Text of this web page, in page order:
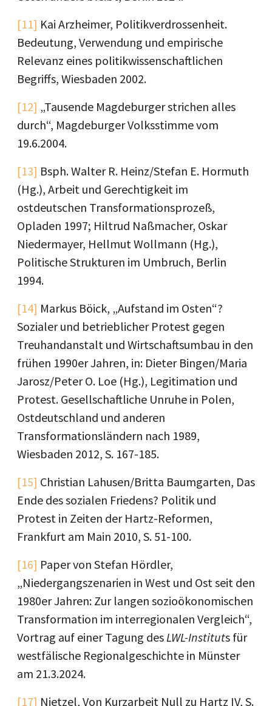
[11] Kai Arzheimer, Politikverdrossenheit.
Bedeutung, Verwendung und empirische
Relevanz eines politikwissenschaftlichen
Begriffs, Wiesbaden 2002.
[12] „Tausende Magdeburger strichen alles
durch“, Magdeburger Volksstimme vom
19.6.2004.
[13] Bsph. Walter R. Heinz/Stefan E. Hormuth
(Hg.), Arbeit und Gerechtigkeit im
ostdeutschen Transformationsprozeß,
Opladen 1997; Hiltrud Naßmacher, Oskar
Niedermayer, Hellmut Wollmann (Hg.),
Politische Strukturen im Umbruch, Berlin
1994.
[14] Markus Böick, „Aufstand im Osten“?
Sozialer und betrieblicher Protest gegen
Treuhandanstalt und Wirtschaftsumbau in den
frühen 1990er Jahren, in: Dieter Bingen/Maria
Jarosz/Peter O. Loe (Hg.), Legitimation und
Protest. Gesellschaftliche Unruhe in Polen,
Ostdeutschland und anderen
Transformationsländern nach 1989,
Wiesbaden 2012, S. 167-185.
[15] Christian Lahusen/Britta Baumgarten, Das
Ende des sozialen Friedens? Politik und
Protest in Zeiten der Hartz-Reformen,
Frankfurt am Main 2010, S. 51-100.
[16] Paper von Stefan Hördler,
„Niedergangszenarien in West und Ost seit den
1980er Jahren: Zur langen sozioökonomischen
Transformation im interregionalen Vergleich“,
Vortrag auf einer Tagung des LWL-Instituts für
westfälische Regionalgeschichte in Münster
am 21.3.2024.
[17] Nietzel, Von Kurzarbeit Null zu Hartz IV, S.